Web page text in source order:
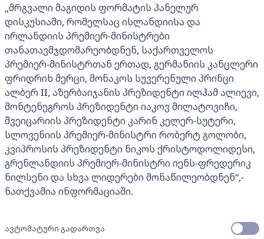
„მრგვალი მაგიდის ფორმატის პანელურ
დისკუსიაში, რომელსაც ისლანდიისა და
ირლანდიის პრემიერ-მინისტრები
თანათავმჯდომარეობდნენ, საქართველოს
პრემიერ-მინისტრთან ერთად, გერმანიის კანცლერი
ფრიდრიხ მერცი, მონაკოს სუვერენული პრინცი
ალბერ II, აზერბაიჯანის პრეზიდენტი ილჰამ ალიევი,
მონტენეგროს პრეზიდენტი იაკოვ მილატოვიჩი,
შვეიცარიის პრეზიდენტი კარინ კელერ-სუტერი,
სლოვენიის პრემიერ-მინისტრი რობერტ გოლობი,
კვიპროსის პრეზიდენტი ნიკოს ქრისტოდოლიდესი,
გრენლანდიის პრემიერ-მინისტრი იენს-ფრედერიკ
ნილსენი და სხვა ლიდერები მონაწილეობდნენ“,-
ნათქვამია ინფორმაციაში.
ავტომატური გადართვა